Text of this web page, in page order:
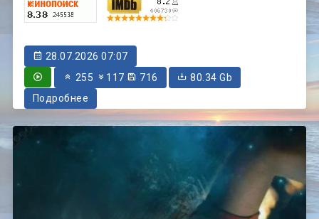
28.07.2026 07:07
255
117 716
80.34 Gb
Подробнее